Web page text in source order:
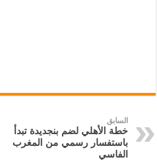
السابق
خطة الأهلي لضم بنجديدة تبدأ
باستفسار رسمي من المغرب
الفاسي